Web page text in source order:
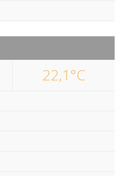
22,1°C